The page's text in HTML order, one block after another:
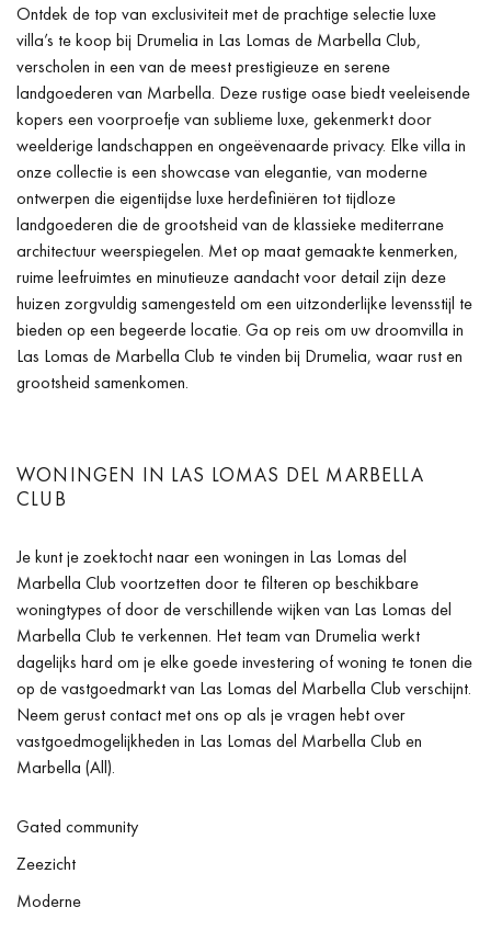
Ontdek de top van exclusiviteit met de prachtige selectie luxe
villa’s te koop bij Drumelia in Las Lomas de Marbella Club,
verscholen in een van de meest prestigieuze en serene
landgoederen van Marbella. Deze rustige oase biedt veeleisende
kopers een voorproefje van sublieme luxe, gekenmerkt door
weelderige landschappen en ongeëvenaarde privacy. Elke villa in
onze collectie is een showcase van elegantie, van moderne
ontwerpen die eigentijdse luxe herdefiniëren tot tijdloze
landgoederen die de grootsheid van de klassieke mediterrane
architectuur weerspiegelen. Met op maat gemaakte kenmerken,
ruime leefruimtes en minutieuze aandacht voor detail zijn deze
huizen zorgvuldig samengesteld om een uitzonderlijke levensstijl te
bieden op een begeerde locatie. Ga op reis om uw droomvilla in
Las Lomas de Marbella Club te vinden bij Drumelia, waar rust en
grootsheid samenkomen.
WONINGEN IN LAS LOMAS DEL MARBELLA
CLUB
Je kunt je zoektocht naar een woningen in Las Lomas del
Marbella Club voortzetten door te filteren op beschikbare
woningtypes of door de verschillende wijken van Las Lomas del
Marbella Club te verkennen. Het team van Drumelia werkt
dagelijks hard om je elke goede investering of woning te tonen die
op de vastgoedmarkt van Las Lomas del Marbella Club verschijnt.
Neem gerust contact met ons op als je vragen hebt over
vastgoedmogelijkheden in Las Lomas del Marbella Club en
Marbella (All).
Gated community
Zeezicht
Moderne